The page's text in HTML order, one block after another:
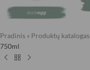
Pradinis » Produktų katalogas
750ml